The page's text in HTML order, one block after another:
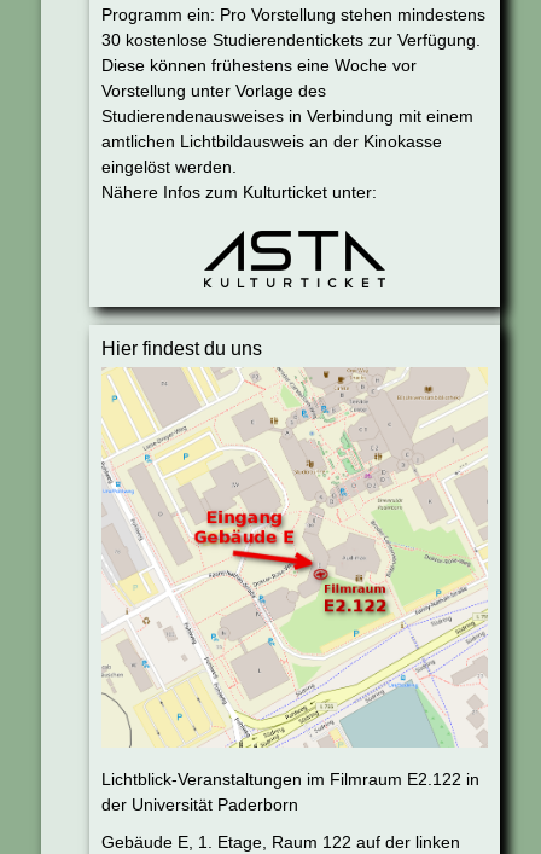
Programm ein: Pro Vorstellung stehen mindestens
30 kostenlose Studierendentickets zur Verfügung.
Diese können frühestens eine Woche vor
Vorstellung unter Vorlage des
Studierendenausweises in Verbindung mit einem
amtlichen Lichtbildausweis an der Kinokasse
eingelöst werden.
Nähere Infos zum Kulturticket unter:
Hier findest du uns
Lichtblick-Veranstaltungen im Filmraum E2.122 in
der Universität Paderborn
Gebäude E, 1. Etage, Raum 122 auf der linken